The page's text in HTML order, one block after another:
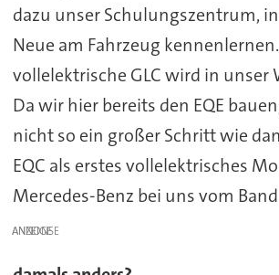
dazu unser Schulungszentrum,
Neue am Fahrzeug
vollelektrische GLC wird in unser
Da wir hier bereits den EQE
nicht so ein großer Schritt wie
EQC als erstes vollelektrisches
Mercedes-Benz bei uns vom
ANZEIGE